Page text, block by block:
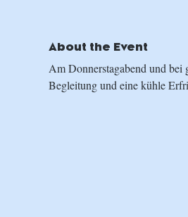
About the Event
Am Donnerstagabend und
Begleitung und eine kühle